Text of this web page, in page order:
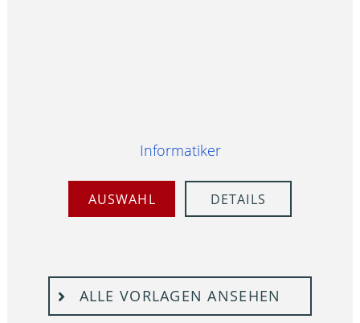
Informatiker
AUSWAHL DETAILS
ALLE VORLAGEN ANSEHEN